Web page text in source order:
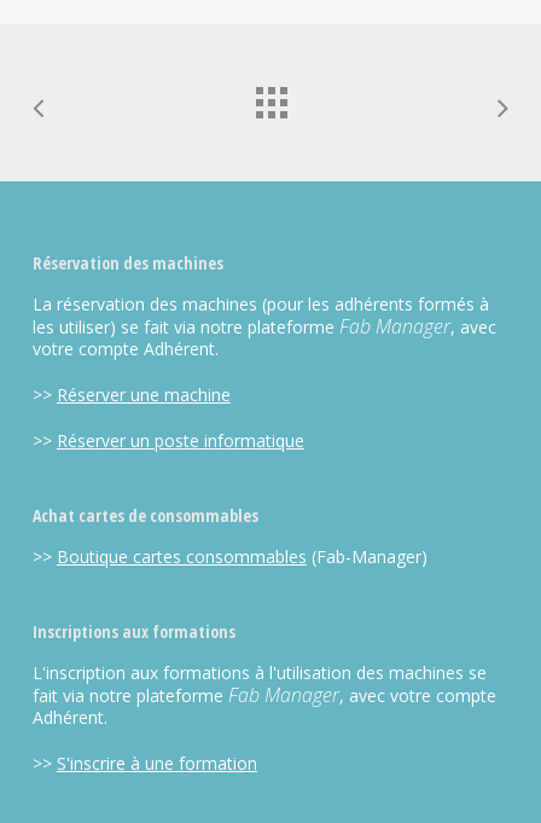
Réservation des machines
La réservation des machines (pour les adhérents formés à
les utiliser) se fait via notre plateforme Fab Manager, avec
votre compte Adhérent.
>> Réserver une machine
>> Réserver un poste informatique
Achat cartes de consommables
>> Boutique cartes consommables (Fab-Manager)
Inscriptions aux formations
L'inscription aux formations à l'utilisation des machines se
fait via notre plateforme Fab Manager, avec votre compte
Adhérent.
>> S'inscrire à une formation